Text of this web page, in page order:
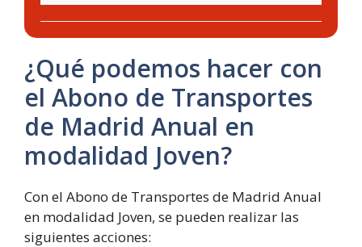
¿Qué podemos hacer con
el Abono de Transportes
de Madrid Anual en
modalidad Joven?
Con el Abono de Transportes de Madrid Anual
en modalidad Joven, se pueden realizar las
siguientes acciones: